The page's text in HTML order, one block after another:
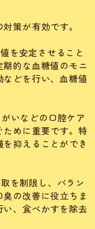
策が有効です。
を安定させること
的な血糖値のモニ
どを行い、血糖値
いなどの口腔ケア
めに重要です。特
抑えることができ
を制限し、バラン
の改善に役立ちま
、食べかすを除去